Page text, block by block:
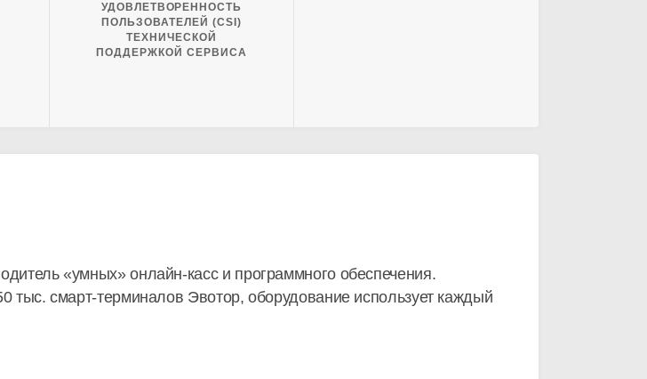
УДОВЛЕТВОРЕННОСТЬ
ПОЛЬЗОВАТЕЛЕЙ (CSI)
ТЕХНИЧЕСКОЙ
ПОДДЕРЖКОЙ СЕРВИСА
«умных»онлайн-касси программного обеспечения.
тыс.смарт-терминалов Эвотор, оборудование использует каждый